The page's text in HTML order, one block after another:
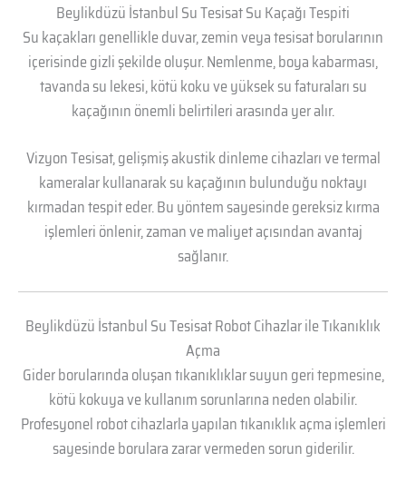
Beylikdüzü İstanbul Su Tesisat Su Kaçağı Tespiti
Su kaçakları genellikle duvar, zemin veya tesisat borularının
içerisinde gizli şekilde oluşur. Nemlenme, boya kabarması,
tavanda su lekesi, kötü koku ve yüksek su faturaları su
kaçağının önemli belirtileri arasında yer alır.
Vizyon Tesisat, gelişmiş akustik dinleme cihazları ve termal
kameralar kullanarak su kaçağının bulunduğu noktayı
kırmadan tespit eder. Bu yöntem sayesinde gereksiz kırma
işlemleri önlenir, zaman ve maliyet açısından avantaj
sağlanır.
Beylikdüzü İstanbul Su Tesisat Robot Cihazlar ile Tıkanıklık
Açma
Gider borularında oluşan tıkanıklıklar suyun geri tepmesine,
kötü kokuya ve kullanım sorunlarına neden olabilir.
Profesyonel robot cihazlarla yapılan tıkanıklık açma işlemleri
sayesinde borulara zarar vermeden sorun giderilir.